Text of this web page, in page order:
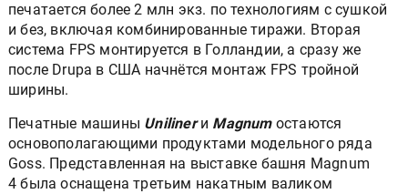
печатается более 2 млн экз. по технологиям с сушкой
и без, включая комбинированные тиражи. Вторая
система FPS монтируется в Голландии, а сразу же
после Drupa в США начнётся монтаж FPS тройной
ширины.
Печатные машины Unilinerи Magnumостаются
основополагающими продуктами модельного ряда
Goss. Представленная на выставке башня Magnum
4 была оснащена третьим накатным валиком